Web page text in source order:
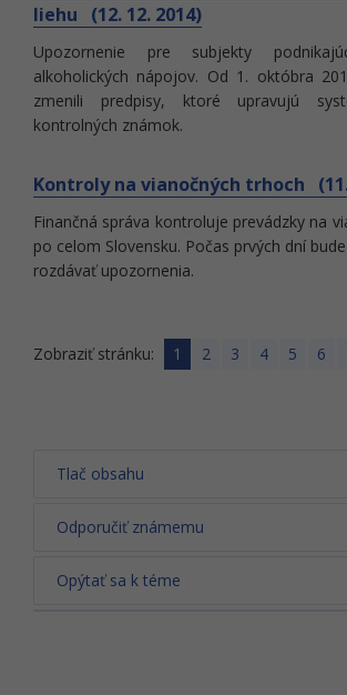
liehu (12. 12. 2014)
Upozornenie pre subjekty
alkoholických nápojov. Od 1. októbra
zmenili predpisy, ktoré upravujú
kontrolných známok.
Kontroly na vianočných trhoch (11.
Finančná správa kontroluje prevádzky na
po celom Slovensku. Počas prvých dní
rozdávať upozornenia.
Zobraziť stránku: 1 2 3 4 5 6
Tlač obsahu
Odporučiť známemu
Opýtať sa k téme